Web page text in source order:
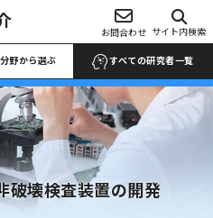
ある言葉を選ぶ
すべての研究者一覧 →
分野から選ぶ
by research field
すべての研究者一覧 →
用数学 物性物理学
お問合わせ サイト内検索
野から選ぶ すべての研究者一覧
破壊検査装置の開発